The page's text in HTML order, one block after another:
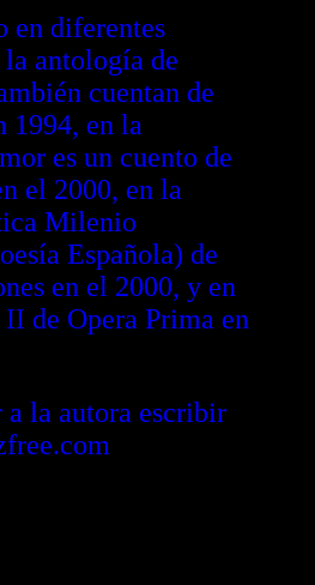
en diferentes
antología de
cuentan de
1994, en la
es un cuento de
el 2000, en la
Milenio
Española) de
en el 2000, y en
de Opera Prima en
a la autora escribir